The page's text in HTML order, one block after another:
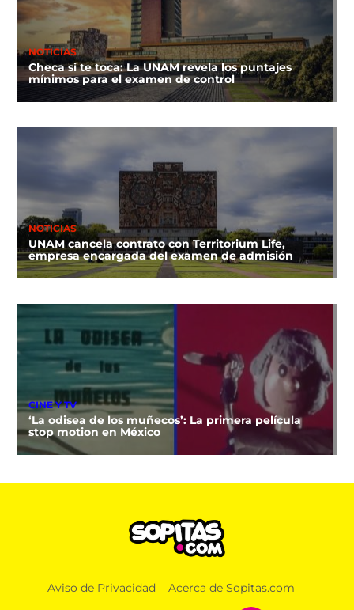
NOTICIAS
Checa si te toca: La UNAM revela los puntajes
mínimos para el examen de control
NOTICIAS
UNAM cancela contrato con Territorium Life,
empresa encargada del examen de admisión
CINE Y TV
‘La odisea de los muñecos’: La primera película
stop motion en México
Aviso de Privacidad Acerca de Sopitas.com